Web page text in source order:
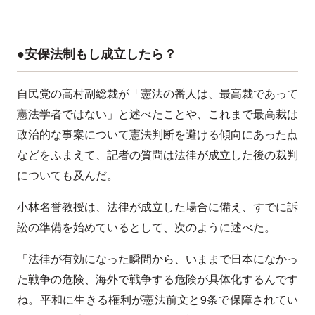
●安保法制もし成立したら？
自民党の高村副総裁が「憲法の番人は、最高裁であって
憲法学者ではない」と述べたことや、これまで最高裁は
政治的な事案について憲法判断を避ける傾向にあった点
などをふまえて、記者の質問は法律が成立した後の裁判
についても及んだ。
小林名誉教授は、法律が成立した場合に備え、すでに訴
訟の準備を始めているとして、次のように述べた。
「法律が有効になった瞬間から、いままで日本になかっ
た戦争の危険、海外で戦争する危険が具体化するんです
ね。平和に生きる権利が憲法前文と9条で保障されてい